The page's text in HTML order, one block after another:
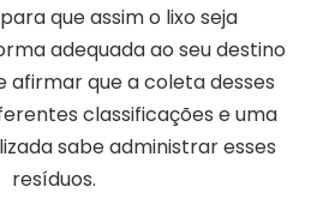
que assim o lixo seja
adequada ao seu destino
afirmar que a coleta desses
classificações e uma
sabe administrar esses
resíduos.